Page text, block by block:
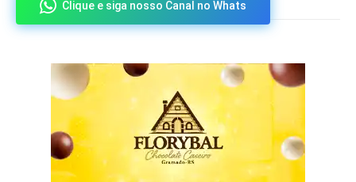
Clique e siga nosso Canal no Whats